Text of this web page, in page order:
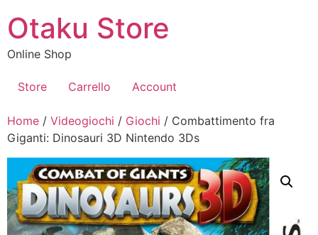
contenuto
Otaku Store
Online Shop
Store Carrello Account
Home / Videogiochi / Giochi / Combattimento fra
Giganti: Dinosauri 3D Nintendo 3Ds